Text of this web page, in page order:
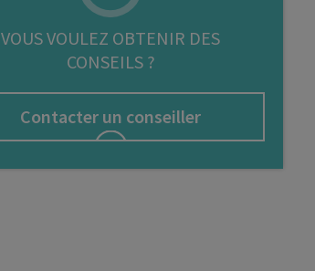
VOUS VOULEZ OBTENIR DES
CONSEILS ?
Contacter un conseiller